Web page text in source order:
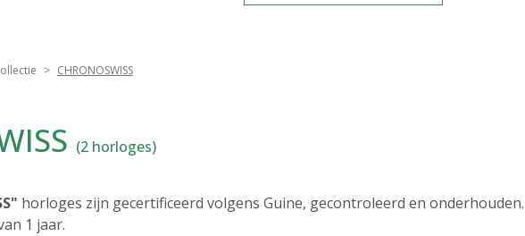
CHRONOSWISS
(2 horloges)
horloges zijn gecertificeerd volgens Guine, gecontroleerd en
1 jaar.